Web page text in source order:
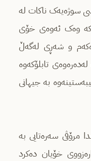
سوژەیەک ناکات لە
وەک ئەوەی خۆی
و شەڕی لەگەڵ
تابلۆکەوە
بە جیهانی
مرۆڤی سەرەتایی بە
خۆیان دەکرد